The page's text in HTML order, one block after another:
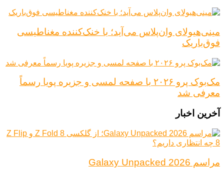
مینی‌هیولای وان‌پلاس می‌آید؛ با خنک‌کننده مغناطیسی
فوق‌باریک
مک‌بوک پرو ۲۰۲۶ با صفحه لمسی و جزیره پویا رسماً
معرفی شد
آخرین اخبار
مراسم Galaxy Unpacked 2026